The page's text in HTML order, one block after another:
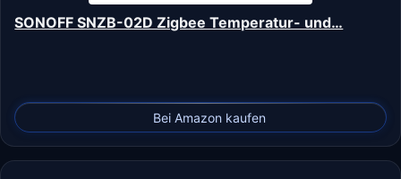
SONOFF SNZB-02D Zigbee Temperatur- und…
Bei Amazon kaufen